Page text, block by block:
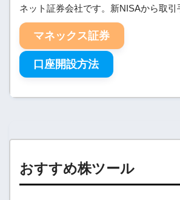
ネット証券会社です。新NISAから取引
マネックス証券
口座開設方法
おすすめ株ツール